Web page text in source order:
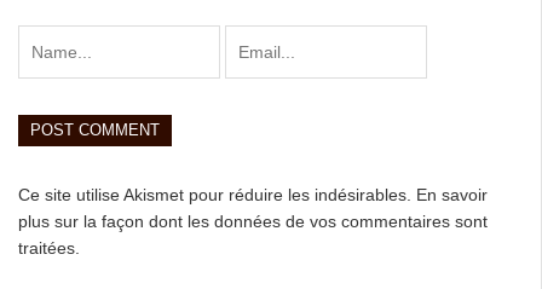
Ce site utilise Akismet pour réduire les indésirables. En savoir
plus sur la façon dont les données de vos commentaires sont
traitées